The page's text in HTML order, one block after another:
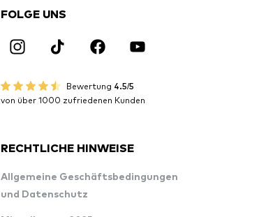
FOLGE UNS
Bewertung 4.5/5
von über 1000 zufriedenen Kunden
RECHTLICHE HINWEISE
Allgemeine Geschäftsbedingungen
und Datenschutz